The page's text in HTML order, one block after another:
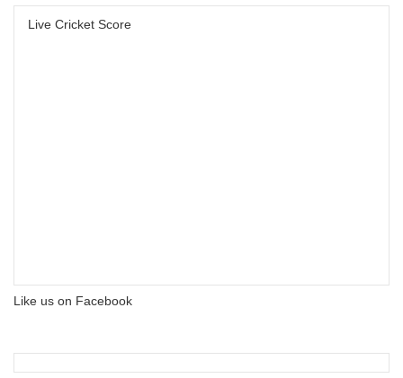
Live Cricket Score
Like us on Facebook